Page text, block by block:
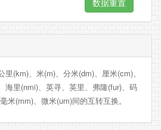
(km)、米(m)、分米(dm)、厘米(cm)、
海里(nmi)、英寻、英里、弗隆(fur)、码
米(mm)、微米(um)间的互转互换。